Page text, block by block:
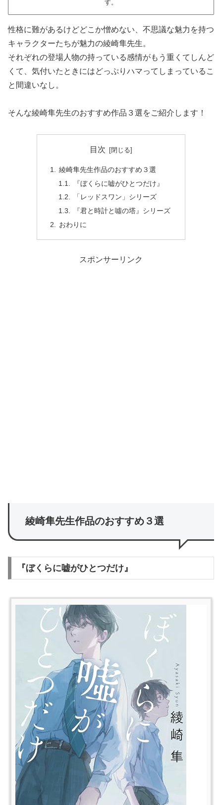
す。
性格に難があるけどどこか憎めない、不思議な魅力を持つ
キャラクターたちが魅力の綾崎隼先生。
それぞれの登場人物の持っている感情がもう重くてしんど
くて、気付いたときにはどっぷりハマってしまっているこ
と間違いなし。
そんな綾崎隼先生のおすすめ作品３選をご紹介します！
目次
綾崎隼先生作品のおすすめ３選
『ぼくらに嘘がひとつだけ』
「レッドスワン」シリーズ
『君と時計と噓の塔』シリーズ
おわりに
スポンサーリンク
綾崎隼先生作品のおすすめ３選
『ぼくらに嘘がひとつだけ』